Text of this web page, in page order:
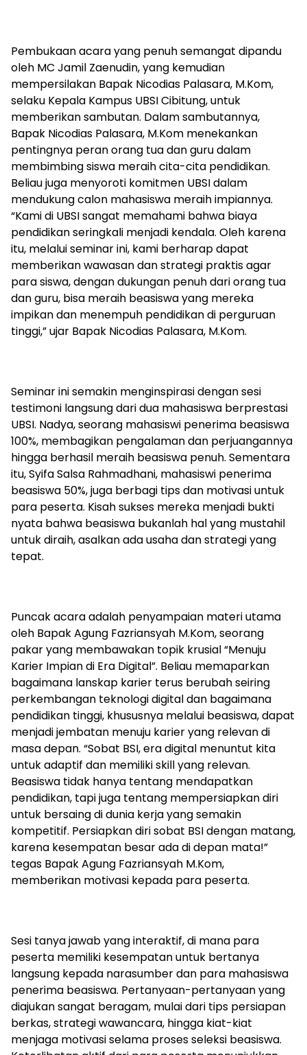
Pembukaan acara yang penuh semangat dipandu
oleh MC Jamil Zaenudin, yang kemudian
mempersilakan Bapak Nicodias Palasara, M.Kom,
selaku Kepala Kampus UBSI Cibitung, untuk
memberikan sambutan. Dalam sambutannya,
Bapak Nicodias Palasara, M.Kom menekankan
pentingnya peran orang tua dan guru dalam
membimbing siswa meraih cita-cita pendidikan.
Beliau juga menyoroti komitmen UBSI dalam
mendukung calon mahasiswa meraih impiannya.
“Kami di UBSI sangat memahami bahwa biaya
pendidikan seringkali menjadi kendala. Oleh karena
itu, melalui seminar ini, kami berharap dapat
memberikan wawasan dan strategi praktis agar
para siswa, dengan dukungan penuh dari orang tua
dan guru, bisa meraih beasiswa yang mereka
impikan dan menempuh pendidikan di perguruan
tinggi,” ujar Bapak Nicodias Palasara, M.Kom.
Seminar ini semakin menginspirasi dengan sesi
testimoni langsung dari dua mahasiswa berprestasi
UBSI. Nadya, seorang mahasiswi penerima beasiswa
100%, membagikan pengalaman dan perjuangannya
hingga berhasil meraih beasiswa penuh. Sementara
itu, Syifa Salsa Rahmadhani, mahasiswi penerima
beasiswa 50%, juga berbagi tips dan motivasi untuk
para peserta. Kisah sukses mereka menjadi bukti
nyata bahwa beasiswa bukanlah hal yang mustahil
untuk diraih, asalkan ada usaha dan strategi yang
tepat.
Puncak acara adalah penyampaian materi utama
oleh Bapak Agung Fazriansyah M.Kom, seorang
pakar yang membawakan topik krusial “Menuju
Karier Impian di Era Digital”. Beliau memaparkan
bagaimana lanskap karier terus berubah seiring
perkembangan teknologi digital dan bagaimana
pendidikan tinggi, khususnya melalui beasiswa, dapat
menjadi jembatan menuju karier yang relevan di
masa depan. “Sobat BSI, era digital menuntut kita
untuk adaptif dan memiliki skill yang relevan.
Beasiswa tidak hanya tentang mendapatkan
pendidikan, tapi juga tentang mempersiapkan diri
untuk bersaing di dunia kerja yang semakin
kompetitif. Persiapkan diri sobat BSI dengan matang,
karena kesempatan besar ada di depan mata!”
tegas Bapak Agung Fazriansyah M.Kom,
memberikan motivasi kepada para peserta.
Sesi tanya jawab yang interaktif, di mana para
peserta memiliki kesempatan untuk bertanya
langsung kepada narasumber dan para mahasiswa
penerima beasiswa. Pertanyaan-pertanyaan yang
diajukan sangat beragam, mulai dari tips persiapan
berkas, strategi wawancara, hingga kiat-kiat
menjaga motivasi selama proses seleksi beasiswa.